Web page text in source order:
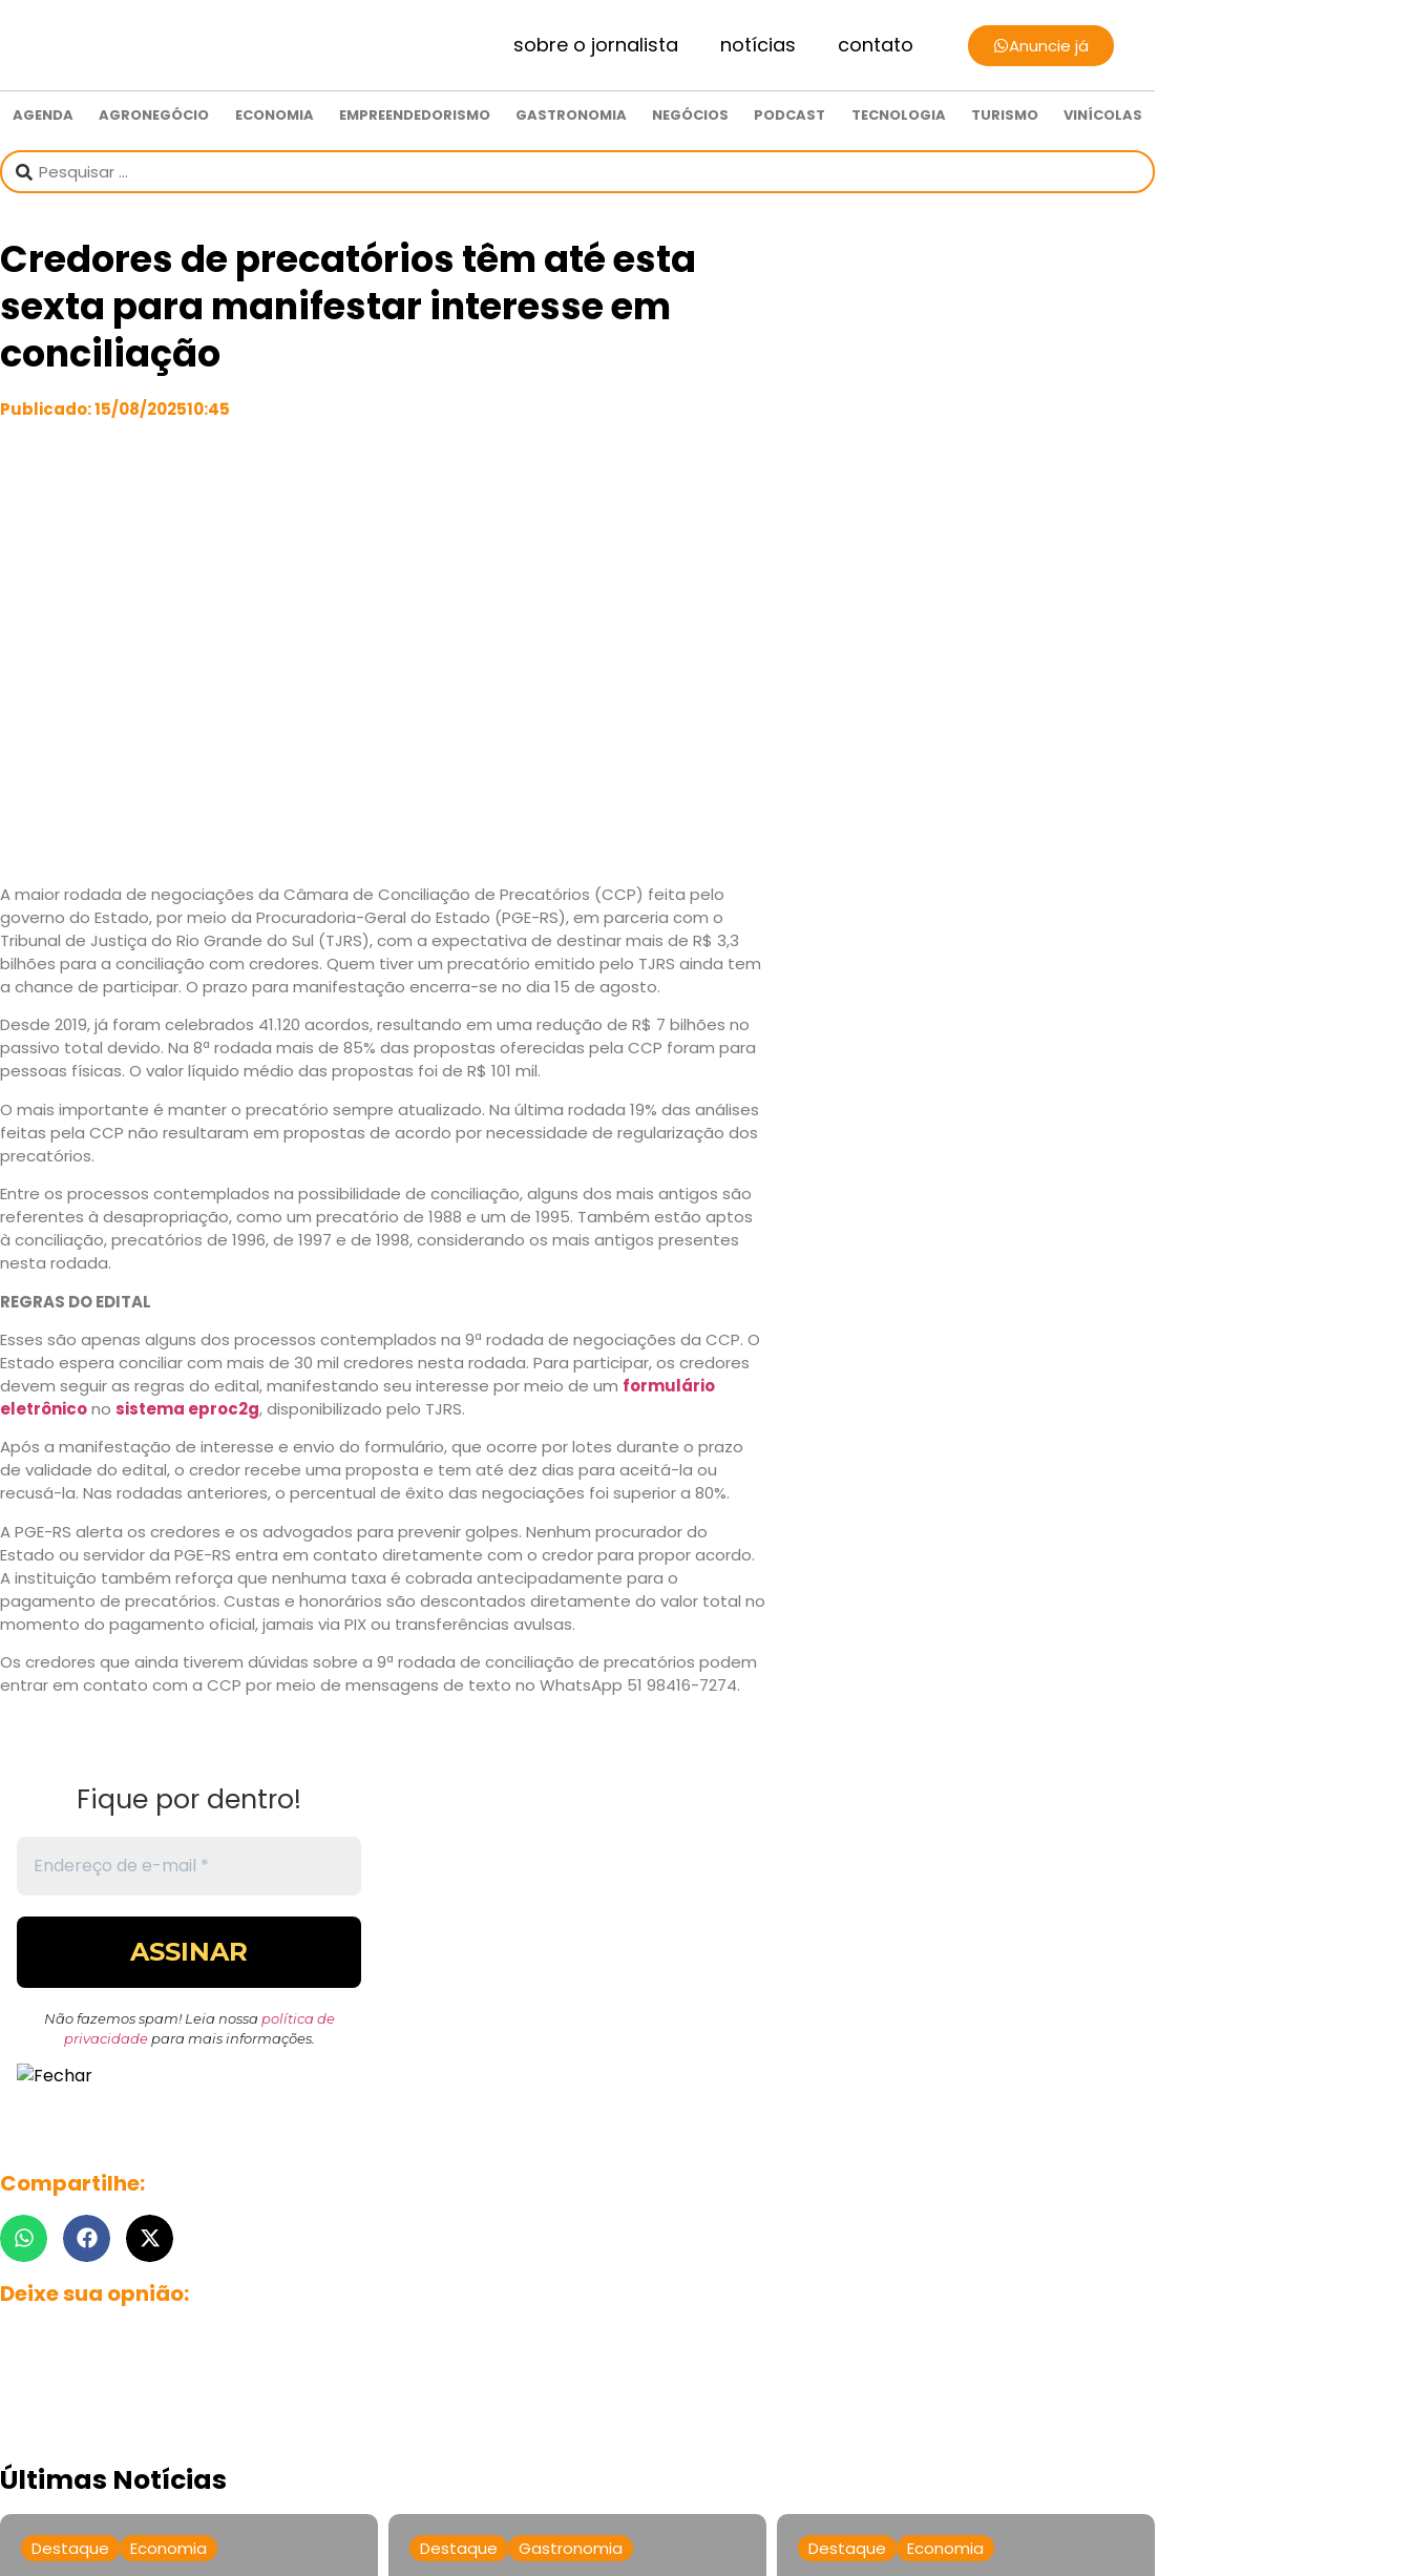
sobre o jornalista notícias contato Anuncie já
AGENDA AGRONEGÓCIO ECONOMIA EMPREENDEDORISMO GASTRONOMIA NEGÓCIOS PODCAST TECNOLOGIA TURISMO VINÍCOLAS
Credores de precatórios têm até esta
sexta para manifestar interesse em
conciliação
Publicado:15/08/202510:45
A maior rodada de negociações da Câmara de Conciliação de Precatórios (CCP) feita pelo
governo do Estado, por meio da Procuradoria-Geral do Estado (PGE-RS), em parceria com o
Tribunal de Justiça do Rio Grande do Sul (TJRS), com a expectativa de destinar mais de R$ 3,3
bilhões para a conciliação com credores. Quem tiver um precatório emitido pelo TJRS ainda tem
a chance de participar. O prazo para manifestação encerra-se no dia 15 de agosto.
Desde 2019, já foram celebrados 41.120 acordos, resultando em uma redução de R$ 7 bilhões no
passivo total devido. Na 8ª rodada mais de 85% das propostas oferecidas pela CCP foram para
pessoas físicas. O valor líquido médio das propostas foi de R$ 101 mil.
O mais importante é manter o precatório sempre atualizado. Na última rodada 19% das análises
feitas pela CCP não resultaram em propostas de acordo por necessidade de regularização dos
precatórios.
Entre os processos contemplados na possibilidade de conciliação, alguns dos mais antigos são
referentes à desapropriação, como um precatório de 1988 e um de 1995. Também estão aptos
à conciliação, precatórios de 1996, de 1997 e de 1998, considerando os mais antigos presentes
nesta rodada.
REGRAS DO EDITAL
Esses são apenas alguns dos processos contemplados na 9ª rodada de negociações da CCP. O
Estado espera conciliar com mais de 30 mil credores nesta rodada. Para participar, os credores
devem seguir as regras do edital, manifestando seu interesse por meio de um formulário
eletrônicono sistema eproc2g, disponibilizado pelo TJRS.
Após a manifestação de interesse e envio do formulário, que ocorre por lotes durante o prazo
de validade do edital, o credor recebe uma proposta e tem até dez dias para aceitá-la ou
recusá-la. Nas rodadas anteriores, o percentual de êxito das negociações foi superior a 80%.
A PGE-RS alerta os credores e os advogados para prevenir golpes. Nenhum procurador do
Estado ou servidor da PGE-RS entra em contato diretamente com o credor para propor acordo.
A instituição também reforça que nenhuma taxa é cobrada antecipadamente para o
pagamento de precatórios. Custas e honorários são descontados diretamente do valor total no
momento do pagamento oficial, jamais via PIX ou transferências avulsas.
Os credores que ainda tiverem dúvidas sobre a 9ª rodada de conciliação de precatórios podem
entrar em contato com a CCP por meio de mensagens de texto no WhatsApp 51 98416-7274.
Fique por dentro!
Não fazemos spam! Leia nossa política de
privacidadepara mais informações.
Compartilhe:
Deixe sua opnião:
Últimas Notícias
Destaque Economia Destaque Gastronomia Destaque Economia